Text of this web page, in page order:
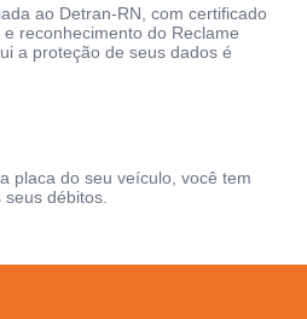
ao Detran-RN, com certificado
reconhecimento do Reclame
a proteção de seus dados é
placa do seu veículo, você tem
débitos.